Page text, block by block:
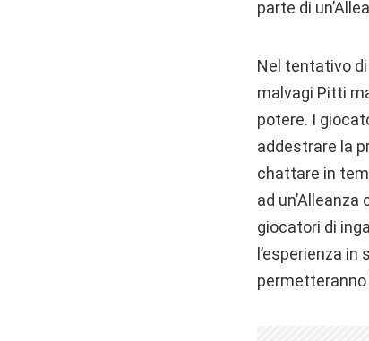
parte di
Nel tentativo di
malvagi Pitti
potere. I
addestrare la
chattare in
ad
giocatori di
l’esperienza
permetteranno